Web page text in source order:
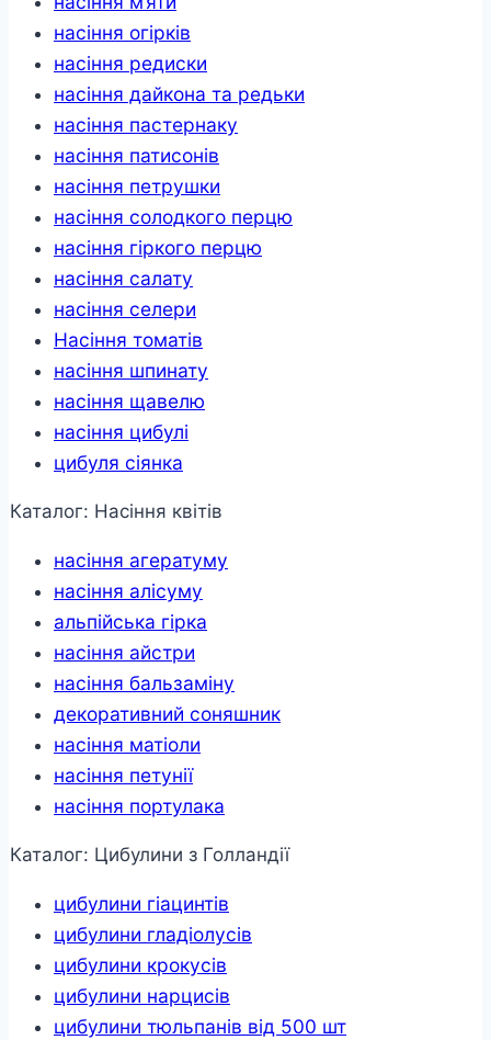
насіння огірків
насіння редиски
насіння дайкона та редьки
насіння пастернаку
насіння патисонів
насіння петрушки
насіння солодкого перцю
насіння гіркого перцю
насіння салату
насіння селери
Насіння томатів
насіння шпинату
насіння щавелю
насіння цибулі
цибуля сіянка
Каталог: Насіння квітів
насіння агератуму
насіння алісуму
альпійська гірка
насіння айстри
насіння бальзаміну
декоративний соняшник
насіння матіоли
насіння петунії
насіння портулака
Каталог: Цибулини з Голландії
цибулини гіацинтів
цибулини гладіолусів
цибулини крокусів
цибулини нарцисів
цибулини тюльпанів від 500 шт